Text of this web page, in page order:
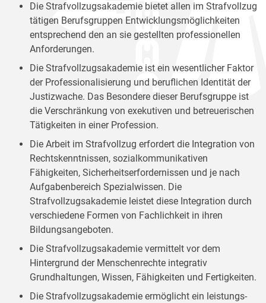
Die Strafvollzugsakademie bietet allen im Strafvollzug
tätigen Berufsgruppen Entwicklungsmöglichkeiten
entsprechend den an sie gestellten professionellen
Anforderungen.
Die Strafvollzugsakademie ist ein wesentlicher Faktor
der Professionalisierung und beruflichen Identität der
Justizwache. Das Besondere dieser Berufsgruppe ist
die Verschränkung von exekutiven und betreuerischen
Tätigkeiten in einer Profession.
Die Arbeit im Strafvollzug erfordert die Integration von
Rechtskenntnissen, sozialkommunikativen
Fähigkeiten, Sicherheitserfordernissen und je nach
Aufgabenbereich Spezialwissen. Die
Strafvollzugsakademie leistet diese Integration durch
verschiedene Formen von Fachlichkeit in ihren
Bildungsangeboten.
Die Strafvollzugsakademie vermittelt vor dem
Hintergrund der Menschenrechte integrativ
Grundhaltungen, Wissen, Fähigkeiten und Fertigkeiten.
Die Strafvollzugsakademie ermöglicht ein leistungs-